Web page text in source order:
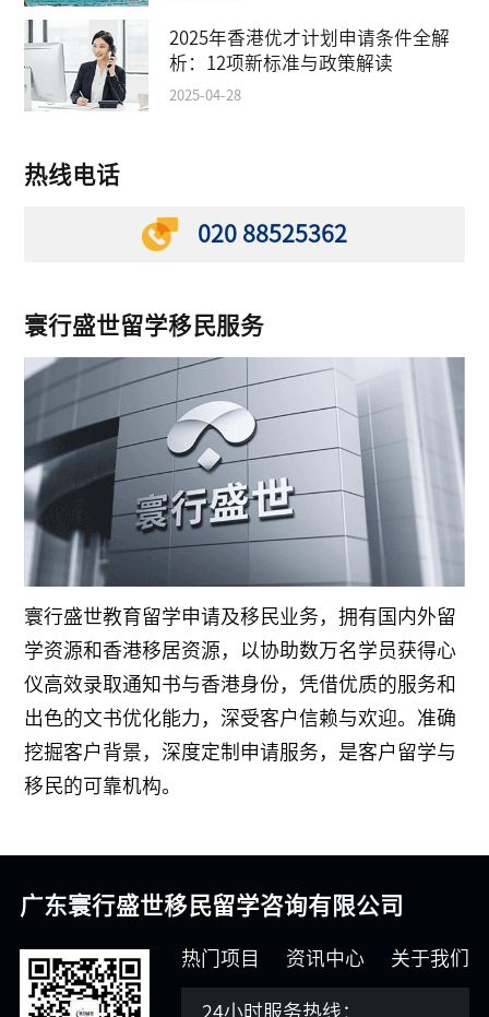
2025年香港优才计划申请条件全解
析：12项新标准与政策解读
2025-04-28
热线电话
020 88525362
寰行盛世留学移民服务
寰行盛世教育留学申请及移民业务，拥有国内外留
学资源和香港移居资源，以协助数万名学员获得心
仪高效录取通知书与香港身份，凭借优质的服务和
出色的文书优化能力，深受客户信赖与欢迎。准确
挖掘客户背景，深度定制申请服务，是客户留学与
移民的可靠机构。
广东寰行盛世移民留学咨询有限公司
热门项目 资讯中心 关于我们
24小时服务热线：